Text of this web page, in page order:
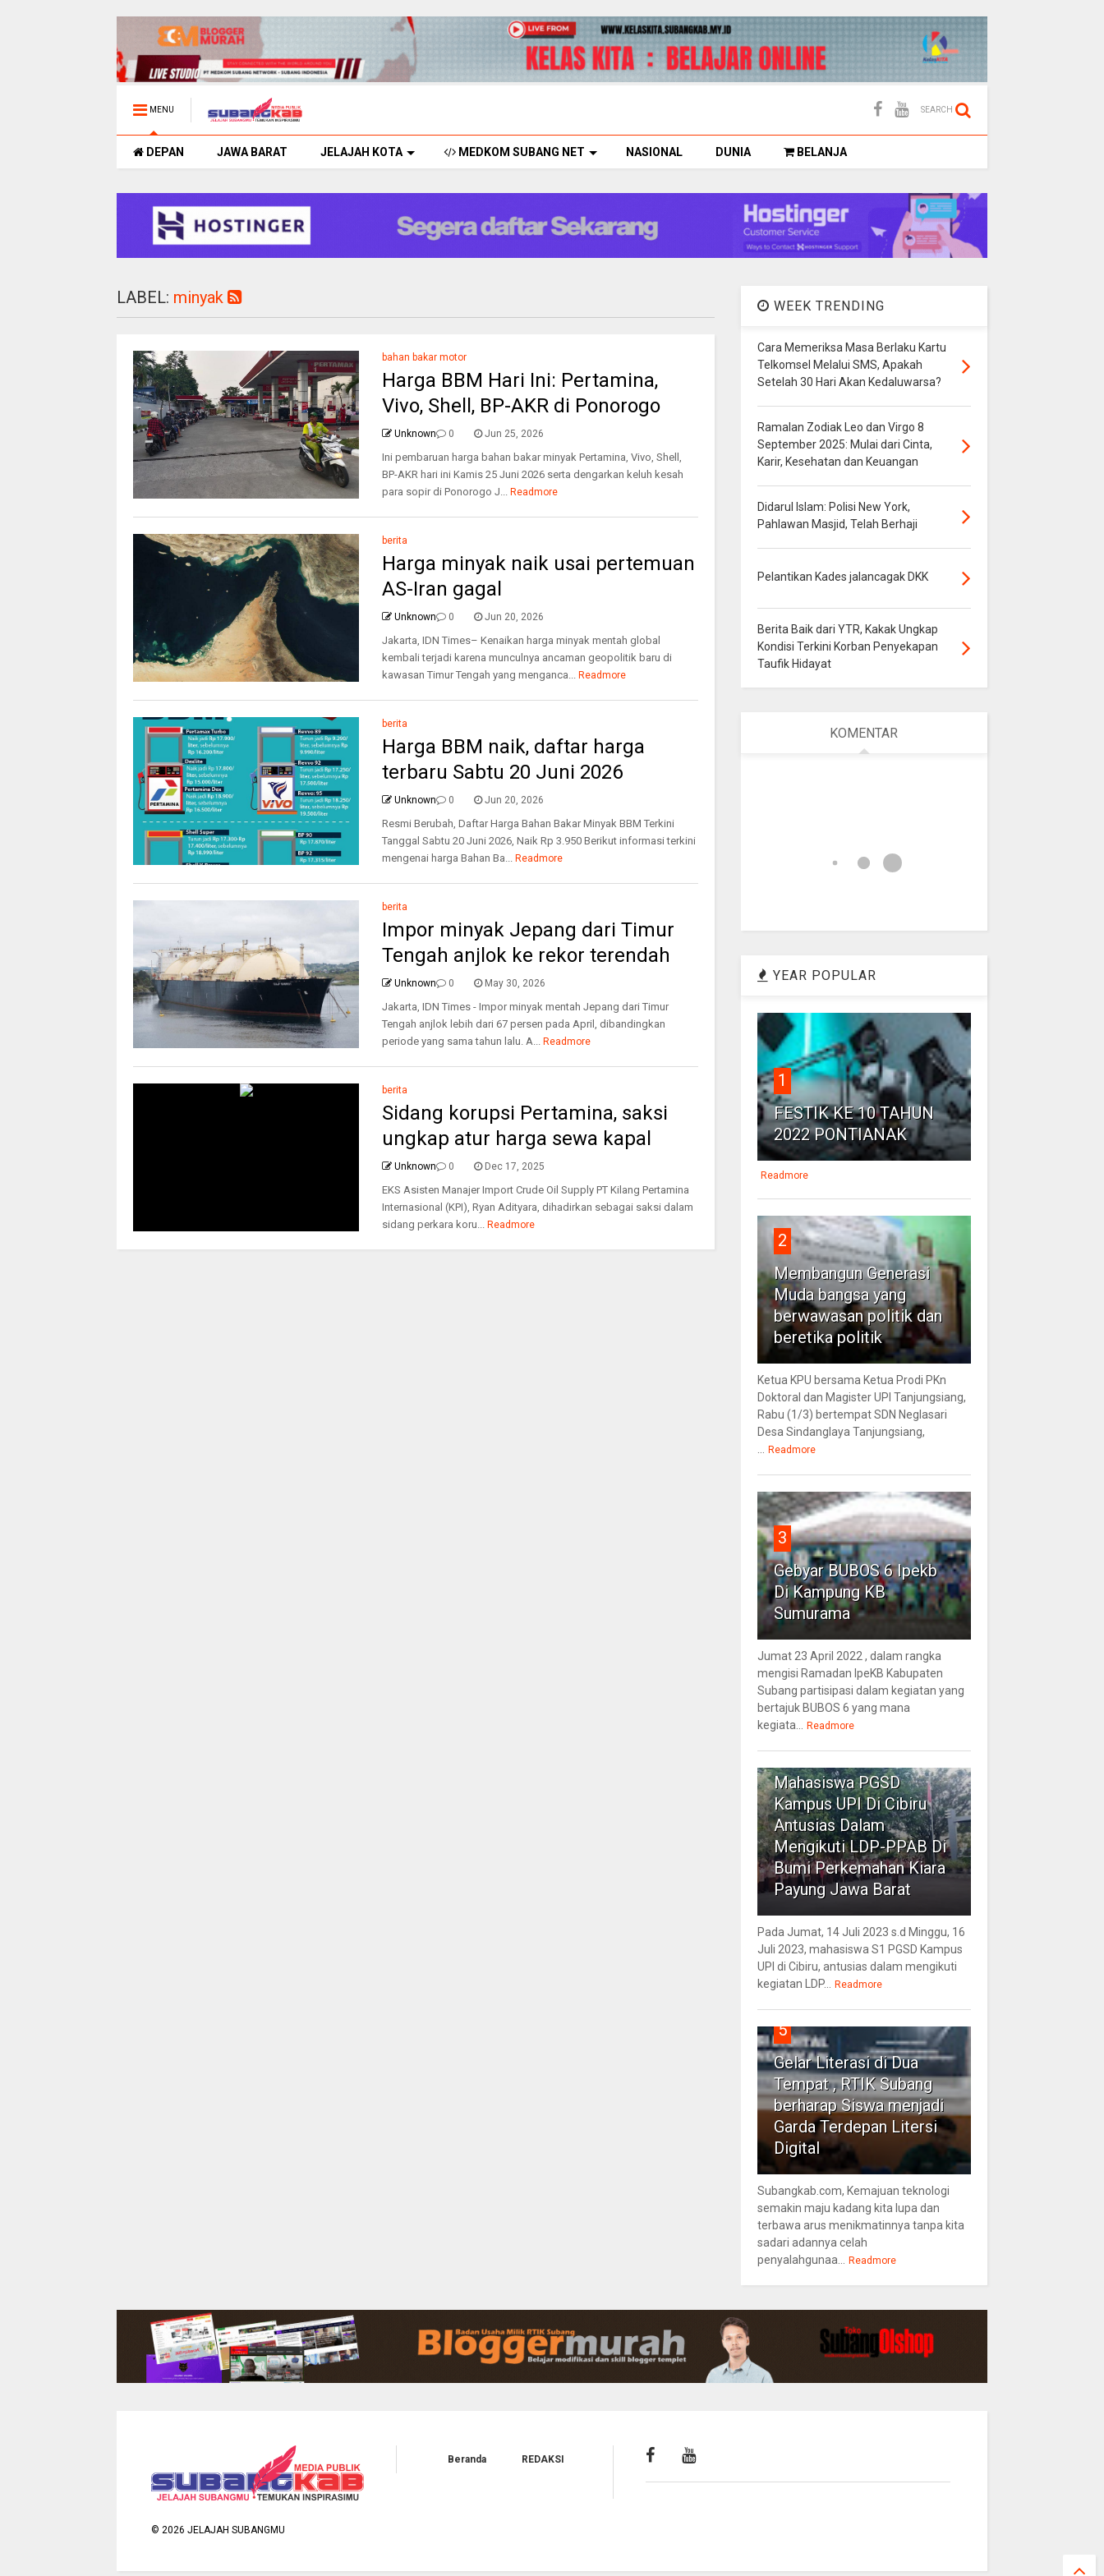
MENU SEARCH
DEPAN JAWA BARAT JELAJAH KOTA MEDKOM SUBANG NET NASIONAL DUNIA BELANJA
LABEL: minyak
bahan bakar motor
Harga BBM Hari Ini: Pertamina,
Vivo, Shell, BP-AKR di Ponorogo
Unknown 0 Jun 25, 2026
Ini pembaruan harga bahan bakar minyak Pertamina, Vivo, Shell,
BP-AKR hari ini Kamis 25 Juni 2026 serta dengarkan keluh kesah
para sopir di Ponorogo J... Readmore
berita
Harga minyak naik usai pertemuan
AS-Iran gagal
Unknown 0 Jun 20, 2026
Jakarta, IDN Times– Kenaikan harga minyak mentah global
kembali terjadi karena munculnya ancaman geopolitik baru di
kawasan Timur Tengah yang menganca... Readmore
berita
Harga BBM naik, daftar harga
terbaru Sabtu 20 Juni 2026
Unknown 0 Jun 20, 2026
Resmi Berubah, Daftar Harga Bahan Bakar Minyak BBM Terkini
Tanggal Sabtu 20 Juni 2026, Naik Rp 3.950 Berikut informasi terkini
mengenai harga Bahan Ba... Readmore
berita
Impor minyak Jepang dari Timur
Tengah anjlok ke rekor terendah
Unknown 0 May 30, 2026
Jakarta, IDN Times - Impor minyak mentah Jepang dari Timur
Tengah anjlok lebih dari 67 persen pada April, dibandingkan
periode yang sama tahun lalu. A... Readmore
berita
Sidang korupsi Pertamina, saksi
ungkap atur harga sewa kapal
Unknown 0 Dec 17, 2025
EKS Asisten Manajer Import Crude Oil Supply PT Kilang Pertamina
Internasional (KPI), Ryan Adityara, dihadirkan sebagai saksi dalam
sidang perkara koru... Readmore
WEEK TRENDING
Cara Memeriksa Masa Berlaku Kartu
Telkomsel Melalui SMS, Apakah
Setelah 30 Hari Akan Kedaluwarsa?
Ramalan Zodiak Leo dan Virgo 8
September 2025: Mulai dari Cinta,
Karir, Kesehatan dan Keuangan
Didarul Islam: Polisi New York,
Pahlawan Masjid, Telah Berhaji
Pelantikan Kades jalancagak DKK
Berita Baik dari YTR, Kakak Ungkap
Kondisi Terkini Korban Penyekapan
Taufik Hidayat
KOMENTAR
YEAR POPULAR
1
FESTIK KE 10 TAHUN
2022 PONTIANAK
Readmore
2
Membangun Generasi
Muda bangsa yang
berwawasan politik dan
beretika politik
Ketua KPU bersama Ketua Prodi PKn
Doktoral dan Magister UPI Tanjungsiang,
Rabu (1/3) bertempat SDN Neglasari
Desa Sindanglaya Tanjungsiang,
... Readmore
3
Gebyar BUBOS 6 Ipekb
Di Kampung KB
Sumurama
Jumat 23 April 2022 , dalam rangka
mengisi Ramadan IpeKB Kabupaten
Subang partisipasi dalam kegiatan yang
bertajuk BUBOS 6 yang mana
kegiata... Readmore
4
Mahasiswa PGSD
Kampus UPI Di Cibiru
Antusias Dalam
Mengikuti LDP-PPAB Di
Bumi Perkemahan Kiara
Payung Jawa Barat
Pada Jumat, 14 Juli 2023 s.d Minggu, 16
Juli 2023, mahasiswa S1 PGSD Kampus
UPI di Cibiru, antusias dalam mengikuti
kegiatan LDP... Readmore
5
Gelar Literasi di Dua
Tempat , RTIK Subang
berharap Siswa menjadi
Garda Terdepan Litersi
Digital
Subangkab.com, Kemajuan teknologi
semakin maju kadang kita lupa dan
terbawa arus menikmatinnya tanpa kita
sadari adannya celah
penyalahgunaa... Readmore
©2026 JELAJAH SUBANGMU
Beranda REDAKSI